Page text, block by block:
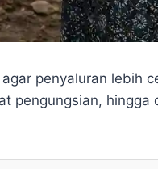
penyaluran lebih
pengungsian,